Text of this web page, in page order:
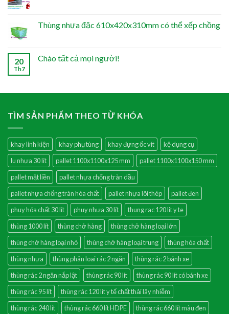
Thùng nhựa đặc 610x420x310mm có thể xếp chồng
20
Th7
Chào tất cả mọi người!
TÌM SẢN PHẨM THEO TỪ KHÓA
khay linh kiện khay phụ tùng khay đựng ốc vít
kệ dụng cụ
lu nhựa 30 lít
pallet 1100x1100x125 mm
pallet 1100x1100x150 mm
pallet mặt liền
pallet nhựa chống tràn dầu
pallet nhựa chống tràn hóa chất
pallet nhựa lõi thép
pallet đen
phuy hóa chất 30 lít
phuy nhựa 30 lít
thung rac 120 lit y te
thùng 1000 lít
thùng chở hàng
thùng chở hàng loại lớn
thùng chở hàng loại nhỏ
thùng chở hàng loại trung
thùng hóa chất
thùng nhựa
thùng phân loai rác 2 ngăn
thùng rác 2 bánh xe
thùng rác 2 ngăn nắp lật
thùng rác 90 lít
thùng rác 90 lít có bánh xe
thùng rác 95 lít
thùng rác 120 lít y tế chất thải lây nhiễm
thùng rác 240 lít
thùng rác 660 lít HDPE
thùng rác 660 lít màu đen